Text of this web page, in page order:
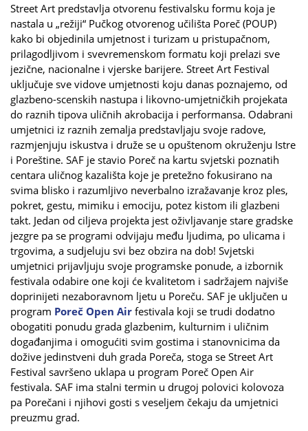
Street Art predstavlja otvorenu festivalsku formu koja je
nastala u „režiji“ Pučkog otvorenog učilišta Poreč (POUP)
kako bi objedinila umjetnost i turizam u pristupačnom,
prilagodljivom i svevremenskom formatu koji prelazi sve
jezične, nacionalne i vjerske barijere. Street Art Festival
uključuje sve vidove umjetnosti koju danas poznajemo, od
glazbeno-scenskih nastupa i likovno-umjetničkih projekata
do raznih tipova uličnih akrobacija i performansa. Odabrani
umjetnici iz raznih zemalja predstavljaju svoje radove,
razmjenjuju iskustva i druže se u opuštenom okruženju Istre
i Poreštine. SAF je stavio Poreč na kartu svjetski poznatih
centara uličnog kazališta koje je pretežno fokusirano na
svima blisko i razumljivo neverbalno izražavanje kroz ples,
pokret, gestu, mimiku i emociju, potez kistom ili glazbeni
takt. Jedan od ciljeva projekta jest oživljavanje stare gradske
jezgre pa se programi odvijaju među ljudima, po ulicama i
trgovima, a sudjeluju svi bez obzira na dob! Svjetski
umjetnici prijavljuju svoje programske ponude, a izbornik
festivala odabire one koji će kvalitetom i sadržajem najviše
doprinijeti nezaboravnom ljetu u Poreču. SAF je uključen u
program Poreč Open Air festivala koji se trudi dodatno
obogatiti ponudu grada glazbenim, kulturnim i uličnim
događanjima i omogućiti svim gostima i stanovnicima da
dožive jedinstveni duh grada Poreča, stoga se Street Art
Festival savršeno uklapa u program Poreč Open Air
festivala. SAF ima stalni termin u drugoj polovici kolovoza
pa Porečani i njihovi gosti s veseljem čekaju da umjetnici
preuzmu grad.